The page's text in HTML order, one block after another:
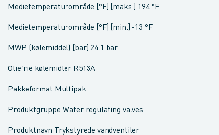
Medietemperaturområde [°F] [maks.] 194 °F
Medietemperaturområde [°F] [min.] -13 °F
MWP (kølemiddel) [bar] 24.1 bar
Oliefrie kølemidler R513A
Pakkeformat Multipak
Produktgruppe Water regulating valves
Produktnavn Trykstyrede vandventiler